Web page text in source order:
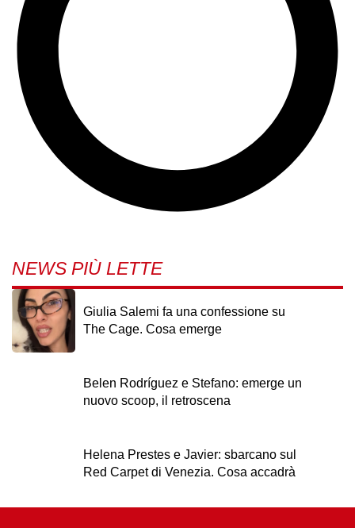
NEWS PIÙ LETTE
Giulia Salemi fa una confessione su
The Cage. Cosa emerge
Belen Rodríguez e Stefano: emerge un
nuovo scoop, il retroscena
Helena Prestes e Javier: sbarcano sul
Red Carpet di Venezia. Cosa accadrà